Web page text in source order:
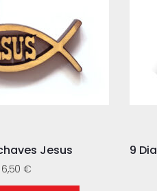
Jesus
6,50€
9